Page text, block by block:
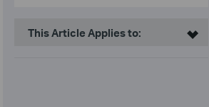
This Article Applies to: